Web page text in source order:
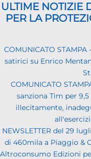
ULTIME NOTIZIE
PER LA
COMUNICATO
satirici su Enrico
COMUNICATO
sanziona Tim per
illecitamente,
NEWSLETTER del 29
di 460mila a Piaggio &
Altroconsumo Edizioni